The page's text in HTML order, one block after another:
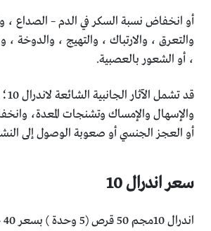
أو انخفاض نسبة السكر في الدم – الصداع
والتعرق ، والارتباك ، والتهيج ، والدوخة
، أو الشعور بالعصبية.
قد
والإسهال والإمساك وتشنجات المعدة،
أو العجز الجنسي أو صعوبة الوصول إلى
سعر اندرال 10
اندرال 10مجم 50 قرص (5 وحدة ) بسعر 40 جنيه.